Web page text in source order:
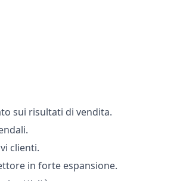
sui risultati di vendita.
clienti.
in forte espansione.